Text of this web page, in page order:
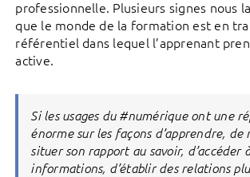
professionnelle. Plusieurs signes nous
que le monde de la formation est en
référentiel dans lequel l’apprenant
active.
Si les usages du #numérique ont une
énorme sur les façons d’apprendre, de
situer son rapport au savoir, d’accéder
informations, d’établir des relations